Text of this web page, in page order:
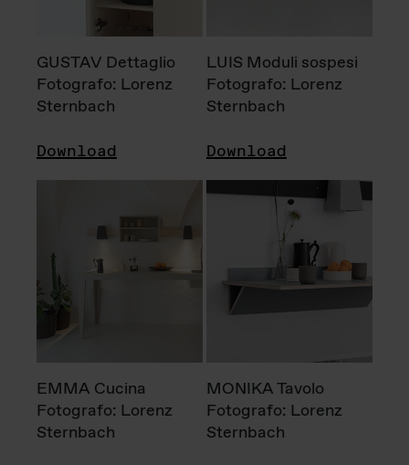
GUSTAV Dettaglio
Fotografo: Lorenz
Sternbach
Download
LUIS Moduli sospesi
Fotografo: Lorenz
Sternbach
Download
EMMA Cucina
Fotografo: Lorenz
Sternbach
MONIKA Tavolo
Fotografo: Lorenz
Sternbach